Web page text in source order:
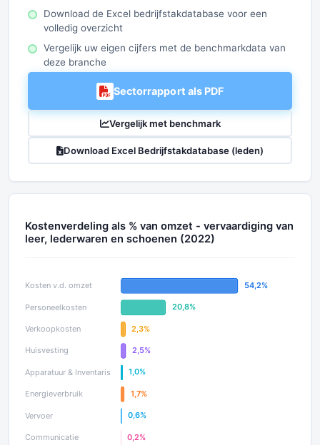
Download de Excel bedrijfstakdatabase voor een
volledig overzicht
Vergelijk uw eigen cijfers met de benchmarkdata van
deze branche
Sectorrapport als PDF
Vergelijk met benchmark
Download Excel Bedrijfstakdatabase (leden)
Kostenverdeling als % van omzet - vervaardiging van
leer, lederwaren en schoenen (2022)